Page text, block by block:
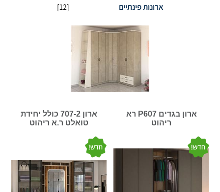
[12] ארונות פינתיים
ארון בגדים P607 רא
ריהוט
ארון 707-2 כולל יחידת
טואלט ר.א ריהוט